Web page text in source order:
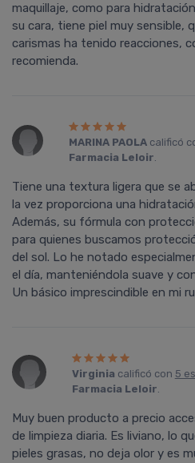
maquillaje, como para
su cara, tiene piel muy sensible,
carismas ha tenido reacciones,
recomienda.
MARINA PAOLAcalificó
Farmacia Leloir.
Tiene una textura ligera que se
la vez proporciona una
Además, su fórmula con
para quienes buscamos
del sol. Lo he notado
el día, manteniéndola suave y
Un básico imprescindible en mi
Virginia calificó con 5
Farmacia Leloir.
Muy buen producto a precio
de limpieza diaria. Es liviano, lo
pieles grasas, no deja olor y es